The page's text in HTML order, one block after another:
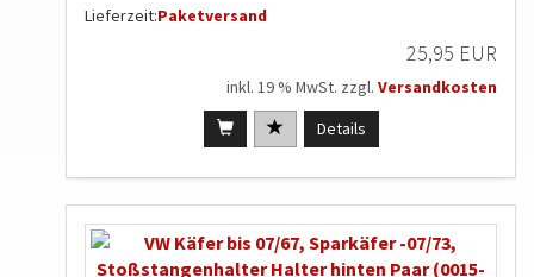
Lieferzeit:Paketversand
25,95 EUR
inkl. 19 % MwSt. zzgl. Versandkosten
Details